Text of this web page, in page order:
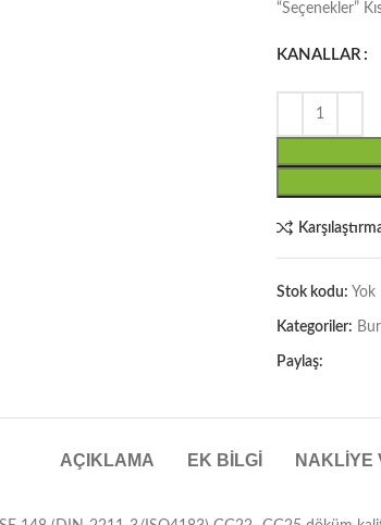
“Seçenekler”
KANALLAR
Stok kodu: Yok
Kategoriler:
Paylaş:
AÇIKLAMA EK BILGI NAKLIYE